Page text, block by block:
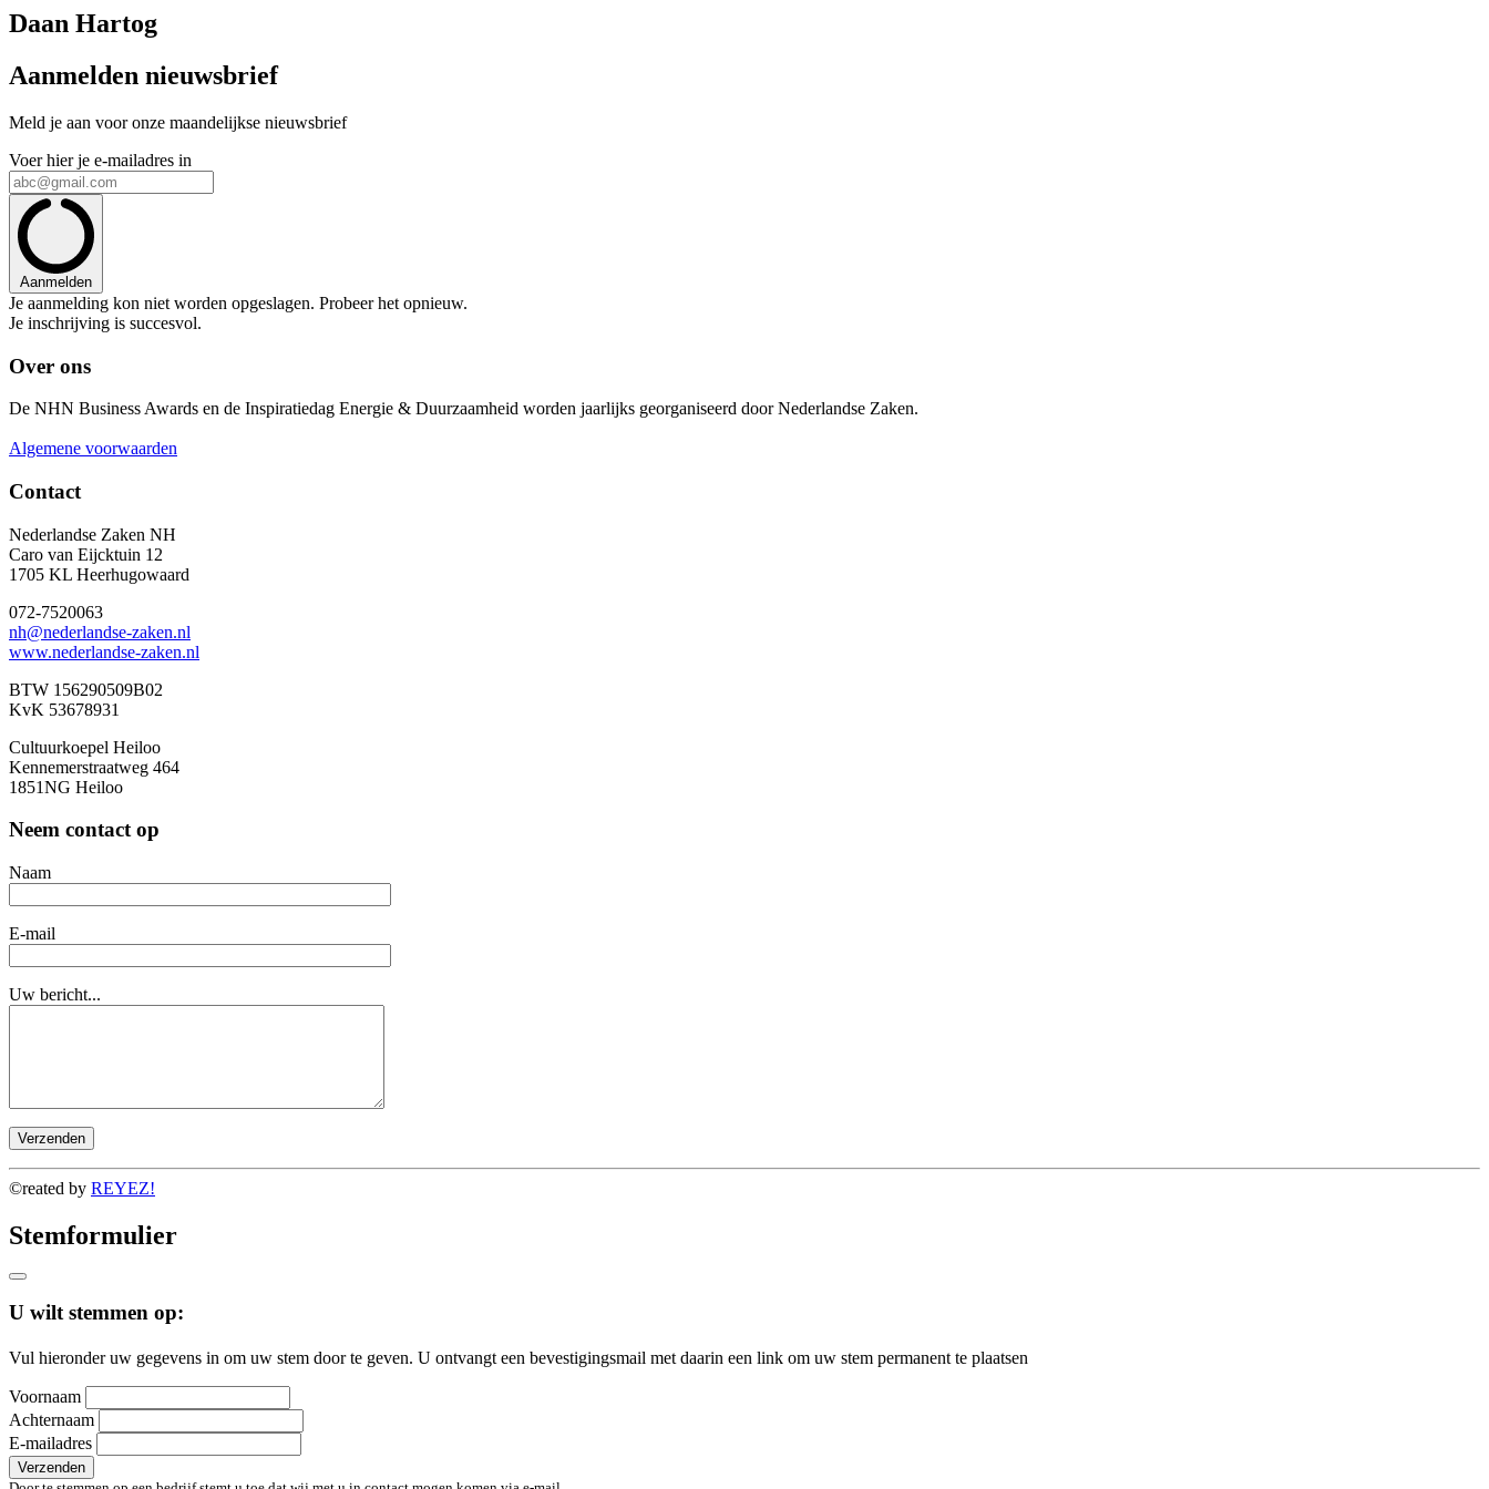
Daan Hartog
Aanmelden nieuwsbrief
Meld je aan voor onze maandelijkse nieuwsbrief
Voer hier je e-mailadres in
Aanmelden
Je aanmelding kon niet worden opgeslagen. Probeer het opnieuw.
Je inschrijving is succesvol.
Over ons
De NHN Business Awards en de Inspiratiedag Energie & Duurzaamheid worden jaarlijks georganiseerd door Nederlandse Zaken.
Algemene voorwaarden
Contact
Nederlandse Zaken NH
Caro van Eijcktuin 12
1705 KL Heerhugowaard
072-7520063
nh@nederlandse-zaken.nl
www.nederlandse-zaken.nl
BTW 156290509B02
KvK 53678931
Cultuurkoepel Heiloo
Kennemerstraatweg 464
1851NG Heiloo
Neem contact op
Naam
E-mail
Uw bericht...
©reated by REYEZ!
Stemformulier
U wilt stemmen op:
Vul hieronder uw gegevens in om uw stem door te geven. U ontvangt een bevestigingsmail met daarin een link om uw stem permanent te plaatsen
Voornaam
Achternaam
E-mailadres
Verzenden